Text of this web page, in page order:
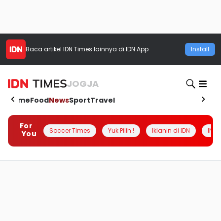
Baca artikel IDN Times lainnya di IDN App Install
JOGJA
HomeFoodNewsSportTravel
For
You
Soccer Times Yuk Pilih ! Iklanin di IDN